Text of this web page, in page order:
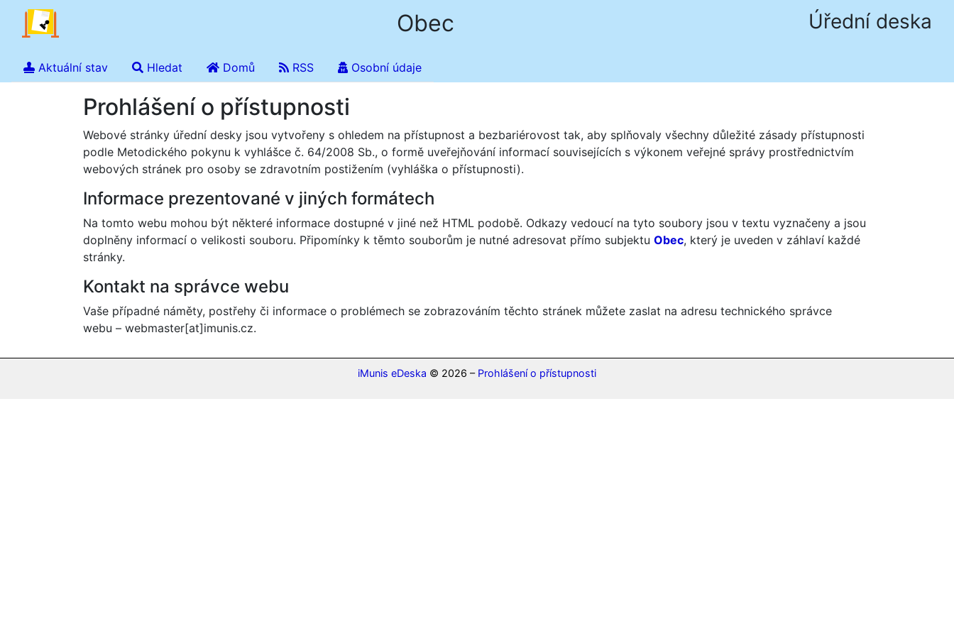
Obec Úřední deska
Aktuální stav Hledat Domů RSS Osobní údaje
Prohlášení o přístupnosti
Webové stránky úřední desky jsou vytvořeny s ohledem na přístupnost a bezbariérovost tak, aby splňovaly všechny důležité zásady přístupnosti
podle Metodického pokynu k vyhlášce č. 64/2008 Sb., o formě uveřejňování informací souvisejících s výkonem veřejné správy prostřednictvím
webových stránek pro osoby se zdravotním postižením (vyhláška o přístupnosti).
Informace prezentované v jiných formátech
Na tomto webu mohou být některé informace dostupné v jiné než HTML podobě. Odkazy vedoucí na tyto soubory jsou v textu vyznačeny a jsou
doplněny informací o velikosti souboru. Připomínky k těmto souborům je nutné adresovat přímo subjektu Obec, který je uveden v záhlaví každé
stránky.
Kontakt na správce webu
Vaše případné náměty, postřehy či informace o problémech se zobrazováním těchto stránek můžete zaslat na adresu technického správce
webu – webmaster[at]imunis.cz.
iMunis eDeska © 2026 – Prohlášení o přístupnosti